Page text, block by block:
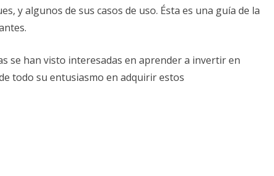
y algunos de sus casos de uso. Ésta es una guía de la
se han visto interesadas en aprender a invertir en
todo su entusiasmo en adquirir estos